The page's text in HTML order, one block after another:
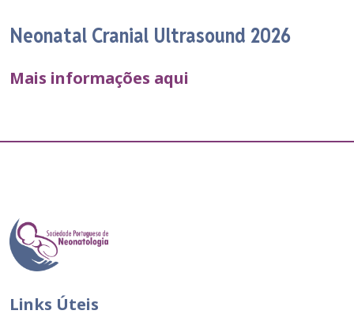
Neonatal Cranial Ultrasound 2026
Mais informações aqui
Links Úteis